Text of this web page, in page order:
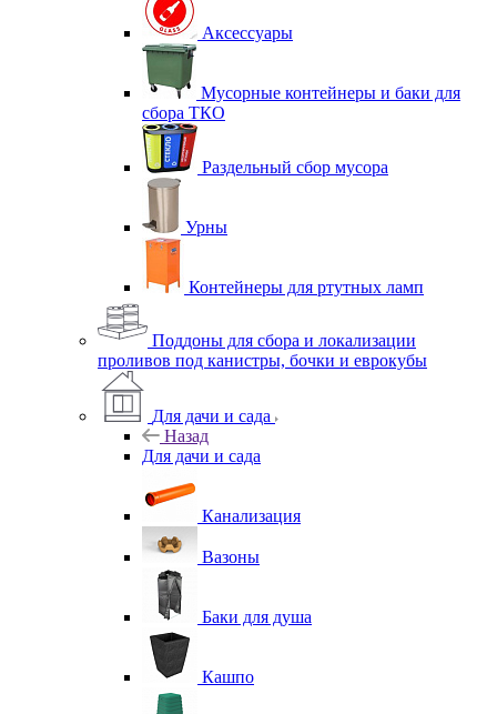
Аксессуары
Мусорные контейнеры и баки для
сбора ТКО
Раздельный сбор мусора
Урны
Контейнеры для ртутных ламп
Поддоны для сбора и локализации
проливов под канистры, бочки и еврокубы
Для дачи и сада
Назад
Для дачи и сада
Канализация
Вазоны
Баки для душа
Кашпо